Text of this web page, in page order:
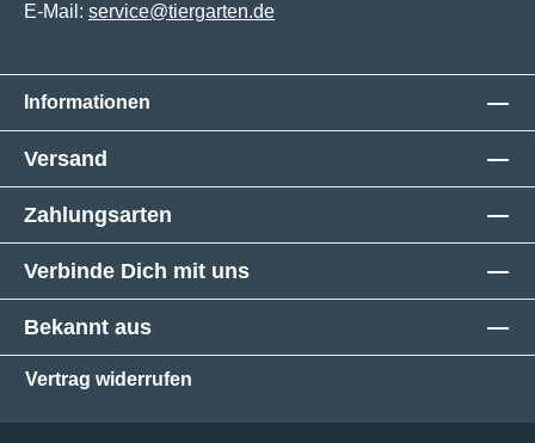
E-Mail: service@tiergarten.de
Informationen
Versand
Zahlungsarten
Verbinde Dich mit uns
Bekannt aus
Vertrag widerrufen